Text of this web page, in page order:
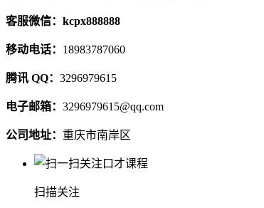
客服微信：kcpx888888
移动电话： 18983787060
腾讯 QQ： 3296979615
电子邮箱： 3296979615@qq.com
公司地址： 重庆市南岸区
扫描关注